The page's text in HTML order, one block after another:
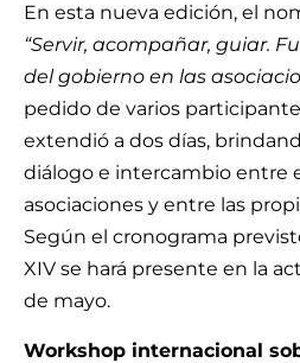
En esta nueva edición, el
“Servir, acompañar, guiar.
del gobierno en las
pedido de varios
extendió a dos días,
diálogo e intercambio entre
asociaciones y entre las
Según el cronograma
XIV se hará presente en la
de mayo.
Workshop internacional